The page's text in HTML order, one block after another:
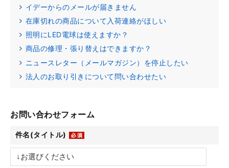
イデーからのメールが届きません
在庫切れの商品について入荷連絡がほしい
照明にLED電球は使えますか？
商品の修理・張り替えはできますか？
ニュースレター（メールマガジン）を停止したい
法人のお取り引きについて問い合わせたい
お問い合わせフォーム
件名(タイトル)